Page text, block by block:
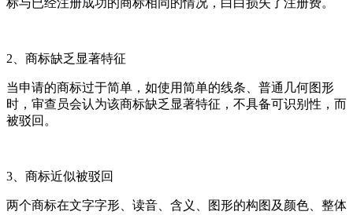
2、商标缺乏显著特征
当申请的商标过于简单，如使用简单的线条、普通几何图形
时，审查员会认为该商标缺乏显著特征，不具备可识别性，而
被驳回。
3、商标近似被驳回
两个商标在文字字形、读音、含义、图形的构图及颜色、整体